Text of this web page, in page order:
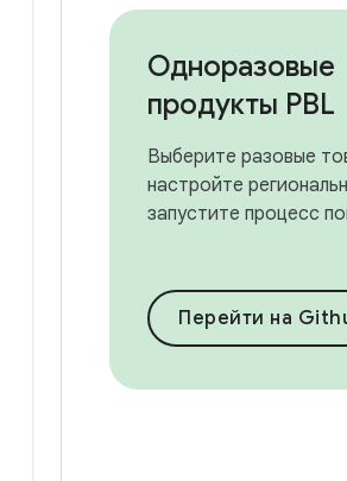
Одноразовые
продукты PBL
Выберите разовые
настройте
запустите процесс
Перейти на